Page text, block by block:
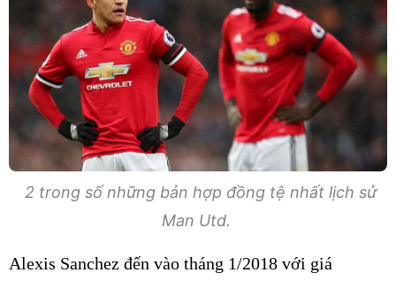
2 trong số những bản hợp đồng tệ nhất lịch sử
Man Utd.
Alexis Sanchez đến vào tháng 1/2018 với giá